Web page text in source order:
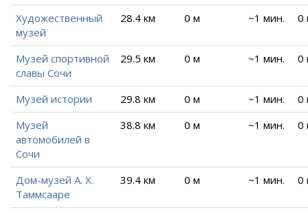
Художественный
музей
28.4 км 0 м ~1 мин. 0
Музей спортивной
славы Сочи
29.5 км 0 м ~1 мин. 0
Музей истории 29.8 км 0 м ~1 мин.
0
Музей
автомобилей в
Сочи
38.8 км 0 м ~1 мин. 0
Дом-музей А. Х.
Таммсааре
39.4 км 0 м ~1 мин. 0